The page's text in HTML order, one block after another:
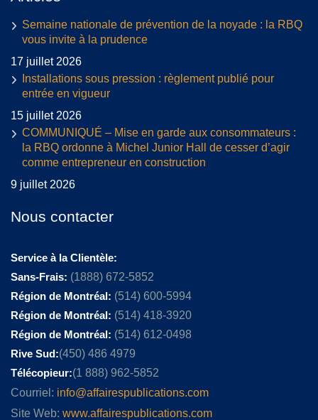
Semaine nationale de prévention de la noyade : la RBQ
vous invite à la prudence
17 juillet 2026
Installations sous pression : règlement publié pour
entrée en vigueur
15 juillet 2026
COMMUNIQUÉ – Mise en garde aux consommateurs :
la RBQ ordonne à Michel Junior Hall de cesser d’agir
comme entrepreneur en construction
9 juillet 2026
Nous contacter
Service à la Clientèle:
Sans-Frais: (1888) 672-5852
Région de Montréal: (514) 600-5994
Région de Montréal: (514) 418-3920
Région de Montréal: (514) 612-0498
Rive Sud:(450) 486 4979
Télécopieur:(1 888) 962-5852
Courriel: info@affairespublications.com
Site Web: www.affairespublications.com